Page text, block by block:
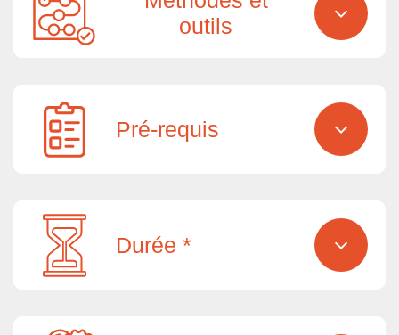
outils
Pré-requis
Durée *